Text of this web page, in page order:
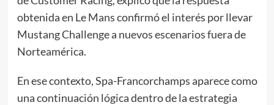
obtenida en Le Mans confirmó el interés por llevar
Mustang Challenge a nuevos escenarios fuera de
Norteamérica.
En ese contexto, Spa-Francorchamps aparece como
una continuación lógica dentro de la estrategia